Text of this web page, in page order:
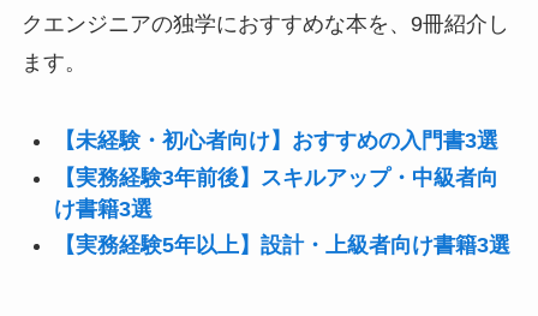
クエンジニアの独学におすすめな本を、9冊紹介し
ます。
【未経験・初心者向け】おすすめの入門書3選
【実務経験3年前後】スキルアップ・中級者向
け書籍3選
【実務経験5年以上】設計・上級者向け書籍3選